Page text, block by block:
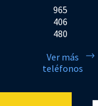
965
406
480
Ver más
teléfonos